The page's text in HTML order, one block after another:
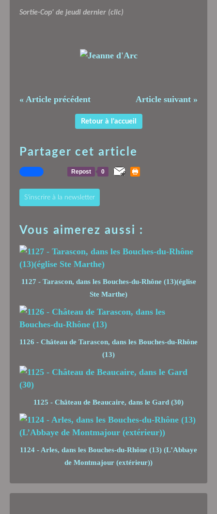
Sortie-Cop' de jeudi dernier (clic)
« Article précédent Article suivant »
Retour à l'accueil
Partager cet article
Repost 0
S'inscrire à la newsletter
Vous aimerez aussi :
1127 - Tarascon, dans les Bouches-du-Rhône (13)(église
Ste Marthe)
1126 - Château de Tarascon, dans les Bouches-du-Rhône
(13)
1125 - Château de Beaucaire, dans le Gard (30)
1124 - Arles, dans les Bouches-du-Rhône (13) (L’Abbaye
de Montmajour (extérieur))